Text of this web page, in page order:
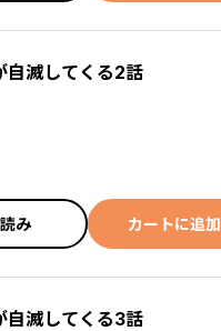
自滅してくる2話
み カートに追加
自滅してくる3話